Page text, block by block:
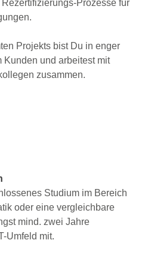
Prozesse für
Projekts bist Du in enger
Kunden und arbeitest mit
zusammen.
Studium im Bereich
oder eine vergleichbare
mind. zwei Jahre
Umfeld mit.